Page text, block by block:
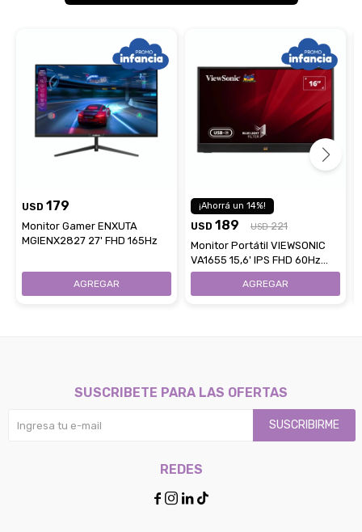
USD 179
Monitor Gamer ENXUTA
MGIENX2827 27' FHD 165Hz
14
USD 189 USD 221
Monitor Portátil VIEWSONIC
VA1655 15,6' IPS FHD 60Hz
USB-C
SUSCRIBETE PARA LAS OFERTAS
SUSCRIBIRME
REDES
   